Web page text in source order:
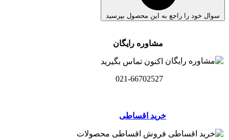
سوال خود را راجع به این محصول بپرسید
مشاوره رایگان
اکنون تماس بگیرید
021-66702527
خرید اقساطی
فروش اقساطی محصولات